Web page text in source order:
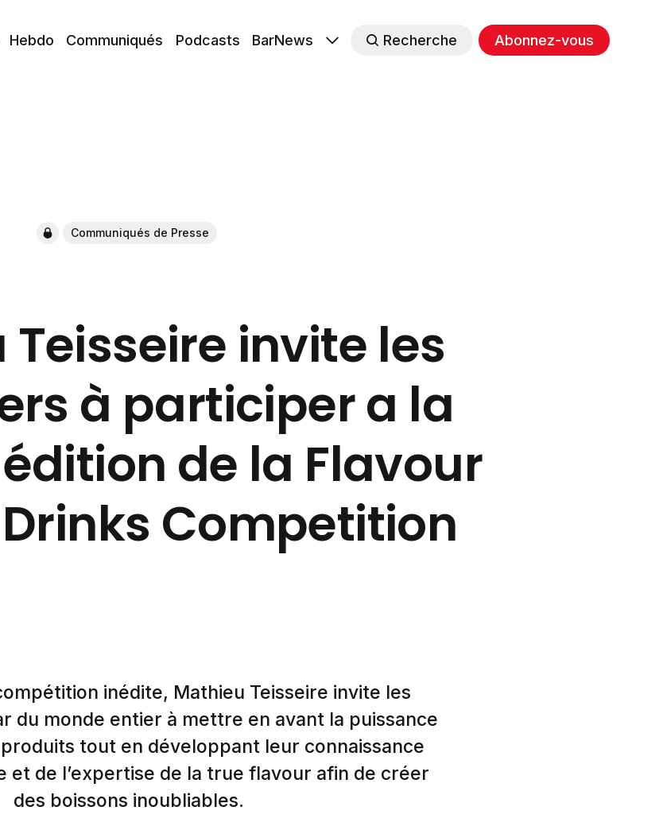
Hebdo Communiqués Podcasts BarNews Recherche Abonnez-vous
Communiqués de Presse
invite les
à participer a la
de la Flavour
Competition
inédite, Mathieu Teisseire invite les
du monde entier à mettre en avant la puissance
tout en développant leur connaissance
et de l’expertise de la true flavour afin de créer
des boissons inoubliables.